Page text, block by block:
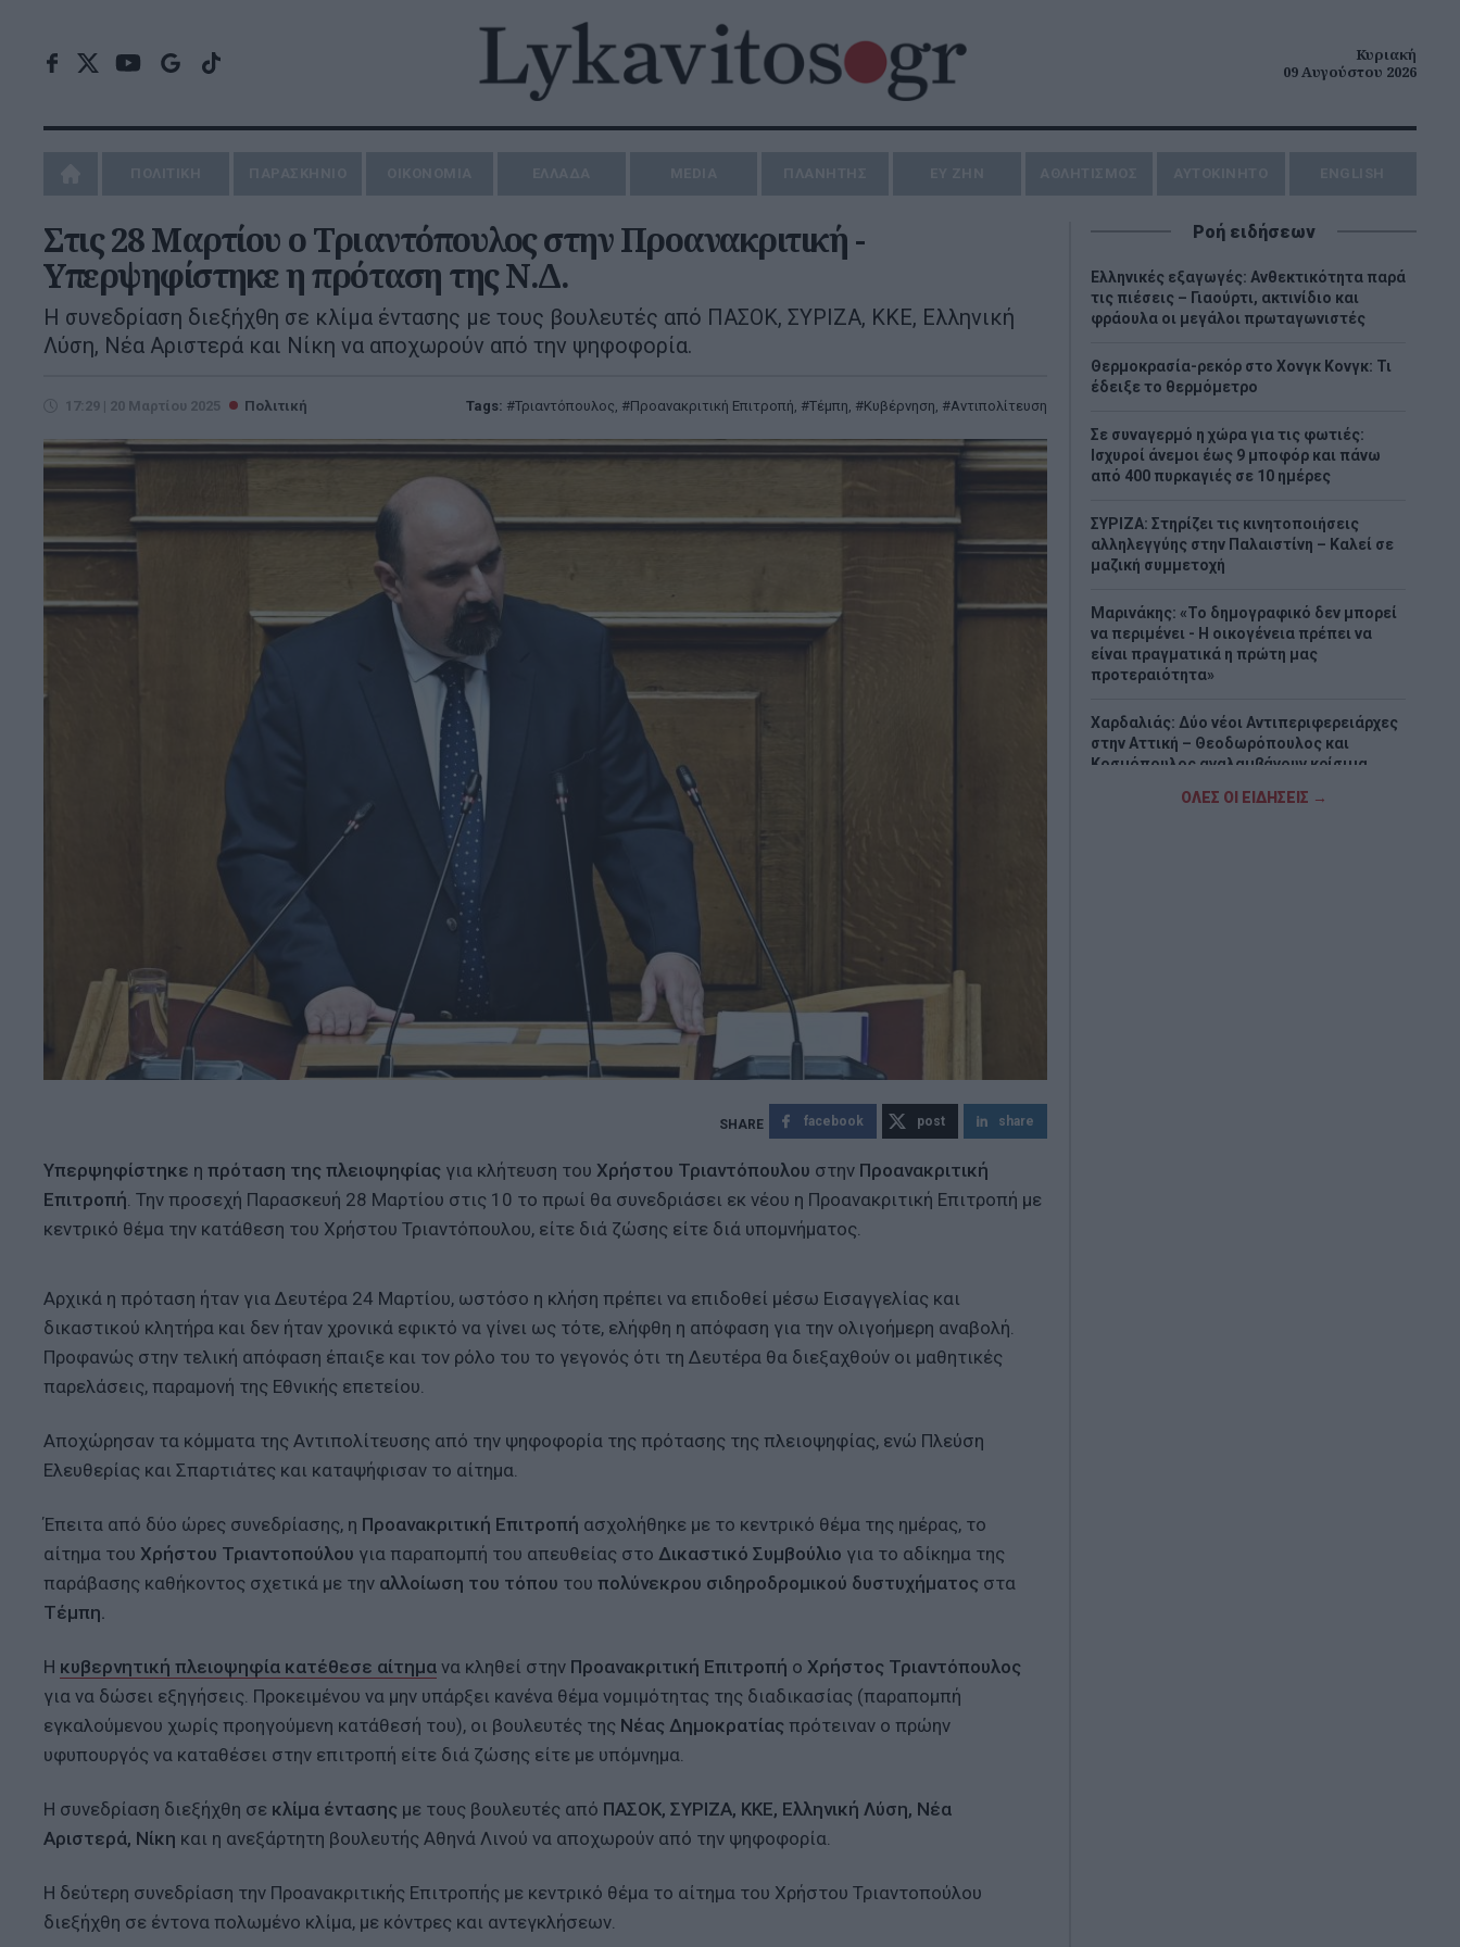
Κυριακή
09 Αυγούστου 2026
Στις 28 Μαρτίου ο Τριαντόπουλος στην Προανακριτική -
Υπερψηφίστηκε η πρόταση της Ν.Δ.
Η συνεδρίαση διεξήχθη σε κλίμα έντασης με τους βουλευτές από ΠΑΣΟΚ, ΣΥΡΙΖΑ, ΚΚΕ, Ελληνική
Λύση, Νέα Αριστερά και Νίκη να αποχωρούν από την ψηφοφορία.
17:29 | 20 Μαρτίου 2025 Πολιτική Tags: Τριαντόπουλος, Προανακριτική Επιτροπή, Τέμπη, Κυβέρνηση, Αντιπολίτευση
facebook post share
Υπερψηφίστηκε η πρόταση της πλειοψηφίας για κλήτευση του Χρήστου Τριαντόπουλου στην Προανακριτική
Επιτροπή . Την προσεχή Παρασκευή 28 Μαρτίου στις 10 το πρωί θα συνεδριάσει εκ νέου η Προανακριτική Επιτροπή με
κεντρικό θέμα την κατάθεση του Χρήστου Τριαντόπουλου, είτε διά ζώσης είτε διά υπομνήματος.
Αρχικά η πρόταση ήταν για Δευτέρα 24 Μαρτίου, ωστόσο η κλήση πρέπει να επιδοθεί μέσω Εισαγγελίας και
δικαστικού κλητήρα και δεν ήταν χρονικά εφικτό να γίνει ως τότε, ελήφθη η απόφαση για την ολιγοήμερη αναβολή.
Προφανώς στην τελική απόφαση έπαιξε και τον ρόλο του το γεγονός ότι τη Δευτέρα θα διεξαχθούν οι μαθητικές
παρελάσεις, παραμονή της Εθνικής επετείου.
Αποχώρησαν τα κόμματα της Αντιπολίτευσης από την ψηφοφορία της πρότασης της πλειοψηφίας, ενώ Πλεύση
Ελευθερίας και Σπαρτιάτες και καταψήφισαν το αίτημα.
Έπειτα από δύο ώρες συνεδρίασης, η Προανακριτική Επιτροπή ασχολήθηκε με το κεντρικό θέμα της ημέρας, το
αίτημα του Χρήστου Τριαντοπούλου για παραπομπή του απευθείας στο Δικαστικό Συμβούλιο για το αδίκημα της
παράβασης καθήκοντος σχετικά με την αλλοίωση του τόπου του πολύνεκρου σιδηροδρομικού δυστυχήματος στα
Τέμπη.
Η κυβερνητική πλειοψηφία κατέθεσε αίτημα να κληθεί στην Προανακριτική Επιτροπή ο Χρήστος Τριαντόπουλος
για να δώσει εξηγήσεις. Προκειμένου να μην υπάρξει κανένα θέμα νομιμότητας της διαδικασίας (παραπομπή
εγκαλούμενου χωρίς προηγούμενη κατάθεσή του), οι βουλευτές της Νέας Δημοκρατίας πρότειναν ο πρώην
υφυπουργός να καταθέσει στην επιτροπή είτε διά ζώσης είτε με υπόμνημα.
Η συνεδρίαση διεξήχθη σε κλίμα έντασης με τους βουλευτές από ΠΑΣΟΚ, ΣΥΡΙΖΑ, ΚΚΕ, Ελληνική Λύση, Νέα
Αριστερά, Νίκη και η ανεξάρτητη βουλευτής Αθηνά Λινού να αποχωρούν από την ψηφοφορία.
Η δεύτερη συνεδρίαση την Προανακριτικής Επιτροπής με κεντρικό θέμα το αίτημα του Χρήστου Τριαντοπούλου
διεξήχθη σε έντονα πολωμένο κλίμα, με κόντρες και αντεγκλήσεων.
Ροή ειδήσεων
Ελληνικές εξαγωγές: Ανθεκτικότητα παρά
τις πιέσεις – Γιαούρτι, ακτινίδιο και
φράουλα οι μεγάλοι πρωταγωνιστές
Θερμοκρασία-ρεκόρ στο Χονγκ Κονγκ: Τι
έδειξε το θερμόμετρο
Σε συναγερμό η χώρα για τις φωτιές:
Ισχυροί άνεμοι έως 9 μποφόρ και πάνω
από 400 πυρκαγιές σε 10 ημέρες
ΣΥΡΙΖΑ: Στηρίζει τις κινητοποιήσεις
αλληλεγγύης στην Παλαιστίνη – Καλεί σε
μαζική συμμετοχή
Μαρινάκης: «Το δημογραφικό δεν μπορεί
να περιμένει - Η οικογένεια πρέπει να
είναι πραγματικά η πρώτη μας
προτεραιότητα»
Χαρδαλιάς: Δύο νέοι Αντιπεριφερειάρχες
στην Αττική – Θεοδωρόπουλος και
Κοσμόπουλος αναλαμβάνουν κρίσιμα
ΟΛΕΣ ΟΙ ΕΙΔΗΣΕΙΣ →